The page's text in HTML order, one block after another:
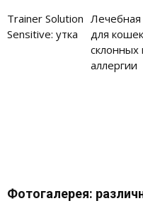
Trainer Solution
Sensitive: утка
Лечебная
для
склонных
аллергии
Фотогалерея: